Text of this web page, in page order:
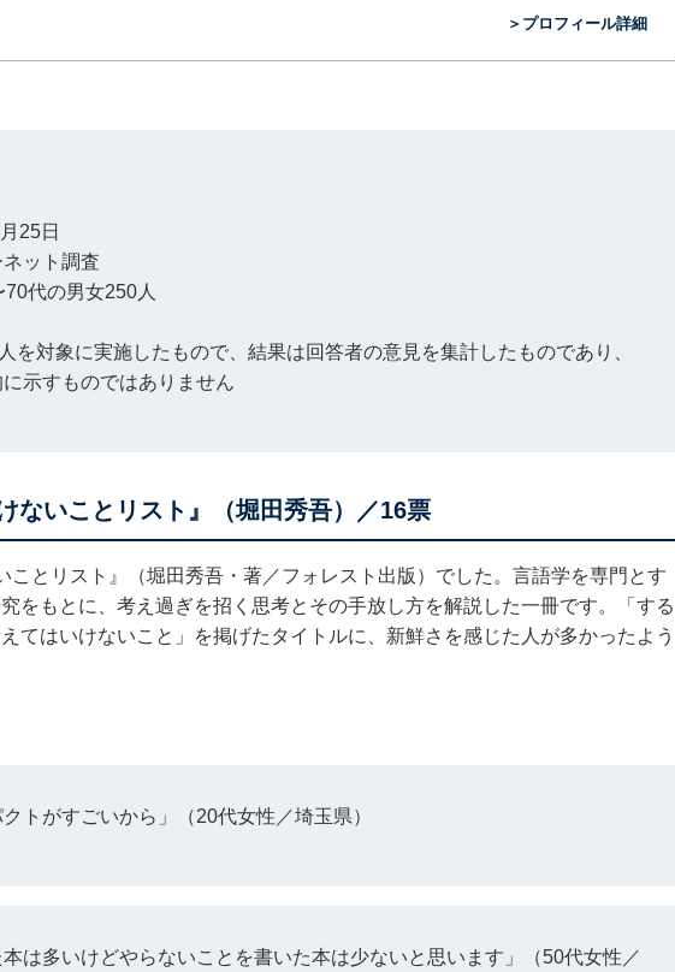
＞プロフィール詳細
25日
ット調査
代の男女250人
を対象に実施したもので、結果は回答者の意見を集計したものであり、
示すものではありません
ないことリスト』（堀田秀吾）／16票
ことリスト』（堀田秀吾・著／フォレスト出版）でした。言語学を専門とす
をもとに、考え過ぎを招く思考とその手放し方を解説した一冊です。「する
てはいけないこと」を掲げたタイトルに、新鮮さを感じた人が多かったよう
トがすごいから」（20代女性／埼玉県）
本は多いけどやらないことを書いた本は少ないと思います」（50代女性／